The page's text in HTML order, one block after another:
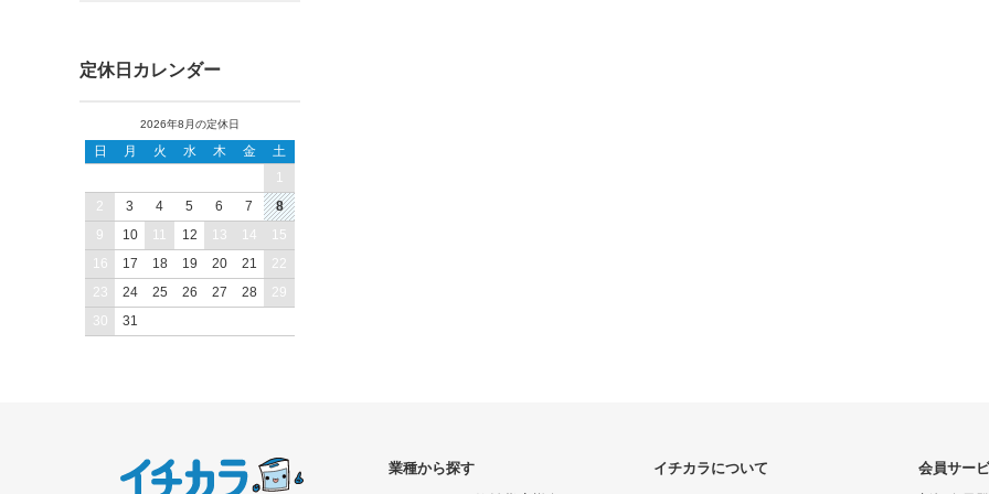
定休日カレンダー
2026年8月の定休日
日 月 火 水 木 金
土
2 3 4 5 6 7 8
9 10 12 13 14 15
16 17 18 19 20 21 22
23 24 25 26 27 28 29
30 31
業種から探す
イチカラについて
会員サー